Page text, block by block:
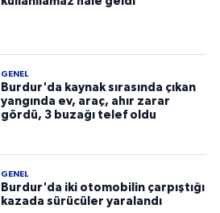
GENEL
Burdur'da kaynak sırasında çıkan
yangında ev, araç, ahır zarar
gördü, 3 buzağı telef oldu
GENEL
Burdur'da iki otomobilin çarpıştığı
kazada sürücüler yaralandı